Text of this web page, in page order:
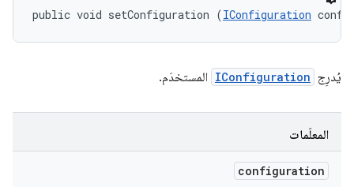
public void setConfiguration (IConfiguration
يُدرِج IConfiguration المستخدَم.
المعلَمات
configuration